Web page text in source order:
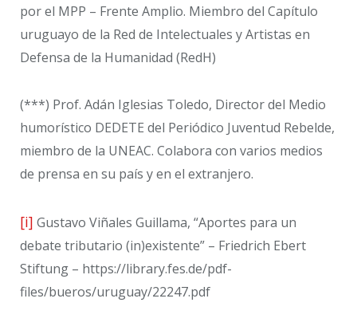
por el MPP – Frente Amplio. Miembro del Capítulo
uruguayo de la Red de Intelectuales y Artistas en
Defensa de la Humanidad (RedH)
(***) Prof. Adán Iglesias Toledo, Director del Medio
humorístico DEDETE del Periódico Juventud Rebelde,
miembro de la UNEAC. Colabora con varios medios
de prensa en su país y en el extranjero.
[i] Gustavo Viñales Guillama, “Aportes para un
debate tributario (in)existente” – Friedrich Ebert
Stiftung – https://library.fes.de/pdf-
files/bueros/uruguay/22247.pdf